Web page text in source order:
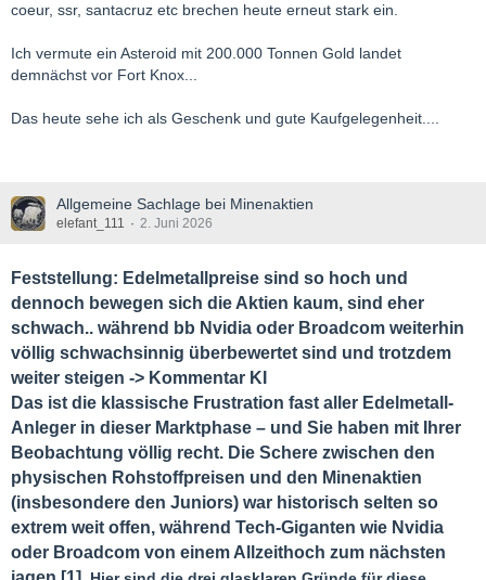
coeur, ssr, santacruz etc brechen heute erneut stark ein.
Ich vermute ein Asteroid mit 200.000 Tonnen Gold landet
demnächst vor Fort Knox...
Das heute sehe ich als Geschenk und gute Kaufgelegenheit....
Allgemeine Sachlage bei Minenaktien
elefant_111 2. Juni 2026
Feststellung: Edelmetallpreise sind so hoch und
dennoch bewegen sich die Aktien kaum, sind eher
schwach.. während bb Nvidia oder Broadcom weiterhin
völlig schwachsinnig überbewertet sind und trotzdem
weiter steigen -> Kommentar KI
Das ist die klassische Frustration fast aller Edelmetall-
Anleger in dieser Marktphase – und Sie haben mit Ihrer
Beobachtung völlig recht. Die Schere zwischen den
physischen Rohstoffpreisen und den Minenaktien
(insbesondere den Juniors) war historisch selten so
extrem weit offen, während Tech-Giganten wie Nvidia
oder Broadcom von einem Allzeithoch zum nächsten